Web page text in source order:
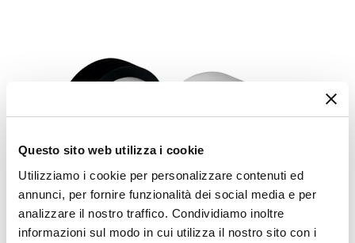
Questo sito web utilizza i cookie
Utilizziamo i cookie per personalizzare contenuti ed
annunci, per fornire funzionalità dei social media e per
analizzare il nostro traffico. Condividiamo inoltre
informazioni sul modo in cui utilizza il nostro sito con i